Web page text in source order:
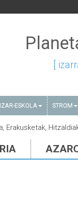
[
IZAR-ESKOLA STROM
Erakusketak,